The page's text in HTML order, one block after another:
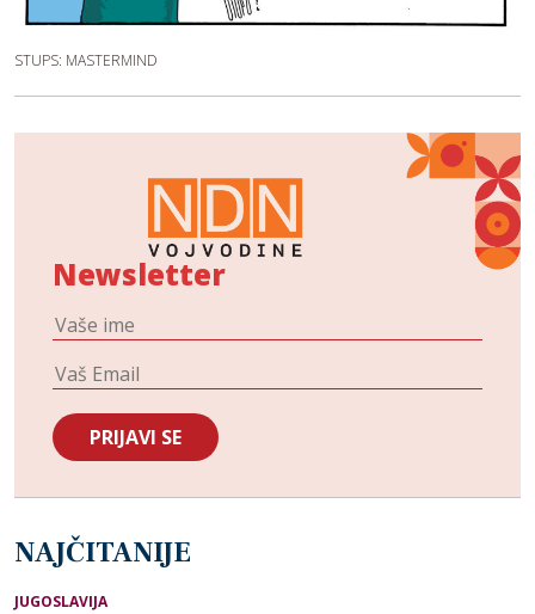
STUPS: MASTERMIND
Newsletter
NAJČITANIJE
JUGOSLAVIJA